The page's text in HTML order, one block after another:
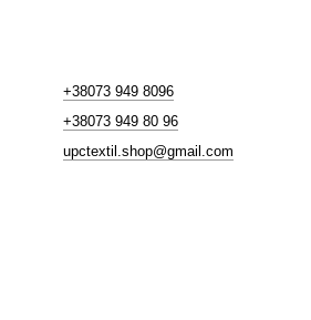
+38073 949 8096
+38073 949 80 96
upctextil.shop@gmail.com